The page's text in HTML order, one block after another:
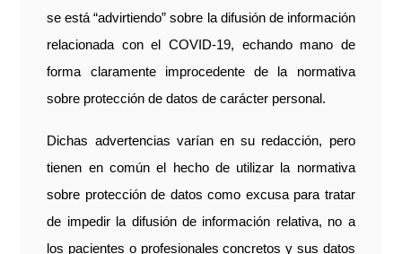
se está “advirtiendo” sobre la difusión de información
relacionada con el COVID-19, echando mano de
forma claramente improcedente de la normativa
sobre protección de datos de carácter personal.
Dichas advertencias varían en su redacción, pero
tienen en común el hecho de utilizar la normativa
sobre protección de datos como excusa para tratar
de impedir la difusión de información relativa, no a
los pacientes o profesionales concretos y sus datos